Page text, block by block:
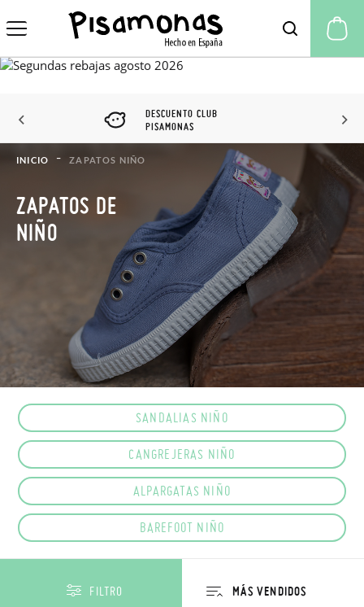
DESCUENTO CLUB
PISAMONAS
INICIO ZAPATOS NIÑO
ZAPATOS DE
NIÑO
SANDALIAS NIÑO
CANGREJERAS NIÑO
ALPARGATAS NIÑO
BAREFOOT NIÑO
FILTRO